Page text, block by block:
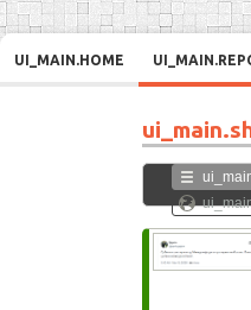
UI_MAIN.HOME